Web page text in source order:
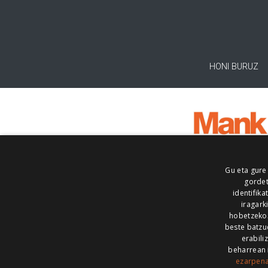
HONI BURUZ
ALEA
Gu eta
hobetzeko.
beste
beharrean